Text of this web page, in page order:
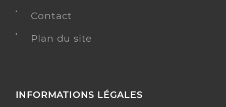
Contact
Plan du site
INFORMATIONS LÉGALES